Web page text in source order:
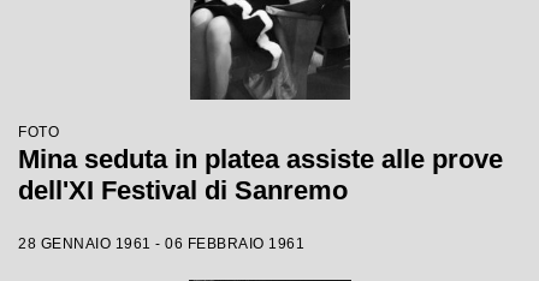
FOTO
Mina seduta in platea assiste alle prove
dell'XI Festival di Sanremo
28 GENNAIO 1961 - 06 FEBBRAIO 1961